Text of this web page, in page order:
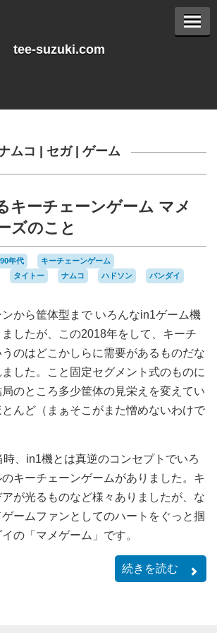
tee-suzuki.com
ムコ セガ| ゲーム
キーチェーンゲーム マメ
ズのこと
90年代
キーチェーンゲーム
タイトー ナムコ ハドソン
バンダイ
から筐体型まで いろんなin1ゲーム機
したが、この2018年をして、キーチ
のはどこかしらに需要があるものだな
した。こと固定セグメント式のものに
のところ多少筐体の見栄えを変えてい
んど（まぁそこがまた憎めないわけで
、in1機とは真逆のコンセプトでいろ
キーチェーンゲームがありました。キ
が光るものなど様々ありましたが、な
ームファンとしてのハートをぐっと掴
の「マメゲーム」です。
続きを読む